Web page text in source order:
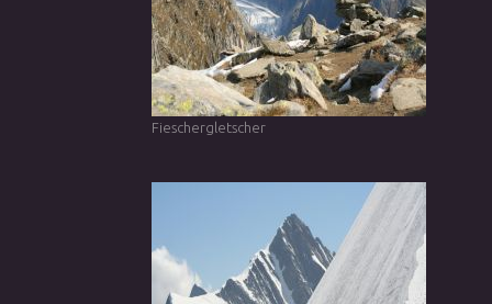
Fieschergletscher